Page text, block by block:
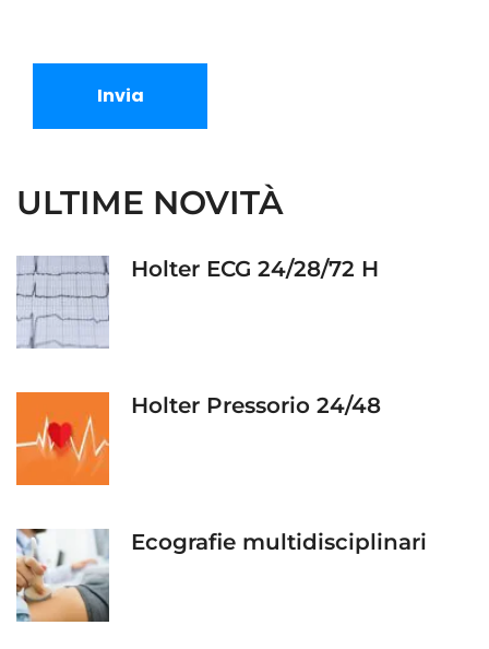
Invia
ULTIME NOVITÀ
Holter ECG 24/28/72 H
Holter Pressorio 24/48
Ecografie multidisciplinari